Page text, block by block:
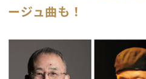
ージュ曲も！